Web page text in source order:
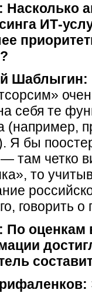
Насколько
ИТ-
Шаблыгин:
себя те
(например,
Я бы
там четко
то
говорить
По оценкам